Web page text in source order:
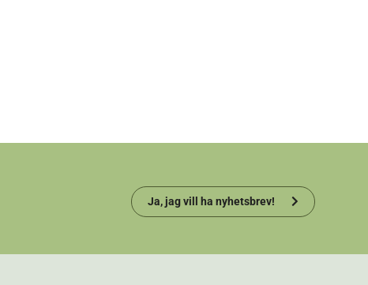
Ja, jag vill ha nyhetsbrev!